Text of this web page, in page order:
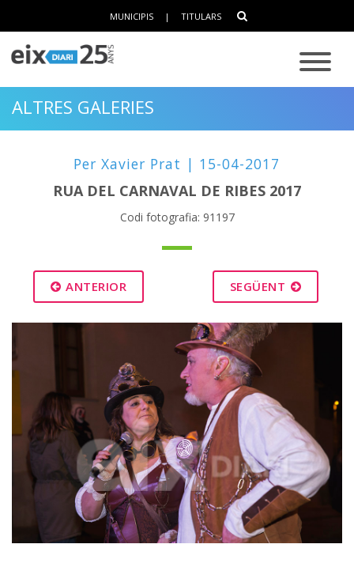
MUNICIPIS | TITULARS
ALTRES GALERIES
Per Xavier Prat | 15-04-2017
RUA DEL CARNAVAL DE RIBES 2017
Codi fotografia: 91197
ANTERIOR SEGÜENT